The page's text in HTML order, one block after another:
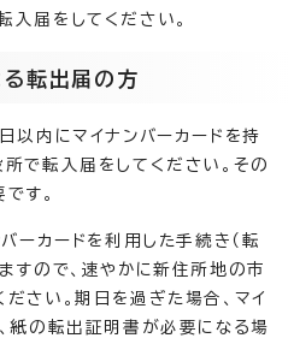
届をしてください。
る転出届の方
内にマイナンバーカードを持
で転入届をしてください。その
す。
バーカードを利用した手続き（転
すので、速やかに新住所地の市
さい。期日を過ぎた場合、マイ
紙の転出証明書が必要になる場